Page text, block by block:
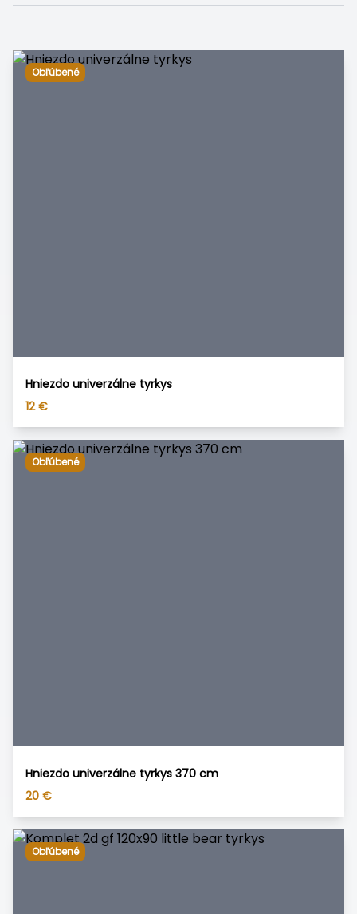
Obľúbené
Hniezdo univerzálne tyrkys
12 €
Obľúbené
Hniezdo univerzálne tyrkys 370 cm
20 €
Obľúbené